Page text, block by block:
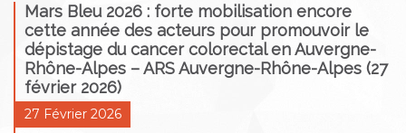
Mars Bleu 2026 : forte mobilisation encore
cette année des acteurs pour promouvoir le
dépistage du cancer colorectal en Auvergne-
Rhône-Alpes – ARS Auvergne-Rhône-Alpes (27
février 2026)
27 Février 2026